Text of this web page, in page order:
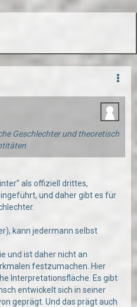
Geschlechter und theoretisch
als offiziell drittes,
und daher gibt es für
kann jedermann selbst
und ist daher nicht an
festzumachen. Hier
Interpretationsfläche. Es gibt
entwickelt sich in seiner
geprägt. Und das prägt auch